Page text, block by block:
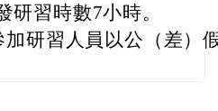
研習時數7小時。
加研習人員以公（差）